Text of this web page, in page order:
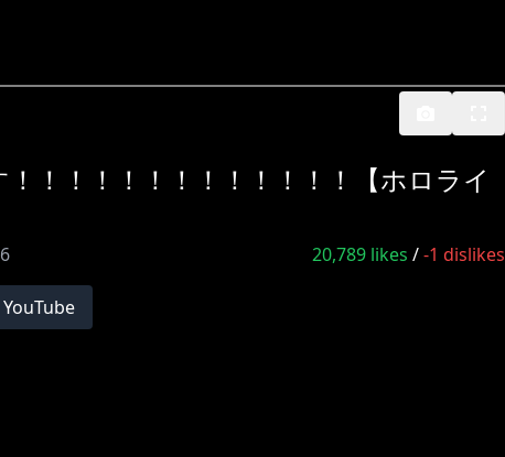
！！！！！！！！！！！！【ホロライ
20,789 likes /-1 dislikes